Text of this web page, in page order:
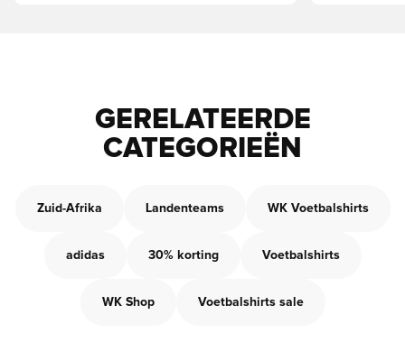
GERELATEERDE
CATEGORIEËN
Zuid-Afrika Landenteams WK Voetbalshirts
adidas 30% korting Voetbalshirts
WK Shop Voetbalshirts sale